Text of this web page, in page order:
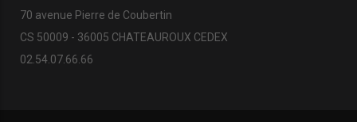
70 avenue Pierre de Coubertin
CS 50009 - 36005 CHATEAUROUX CEDEX
02.54.07.66.66